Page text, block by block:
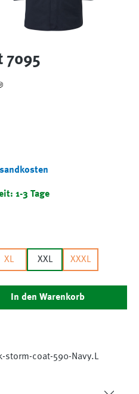
7095
1-3 Tage
XL XXL XXXL
gewünschten Wert
In den Warenkorb
storm-coat-590-Navy.L